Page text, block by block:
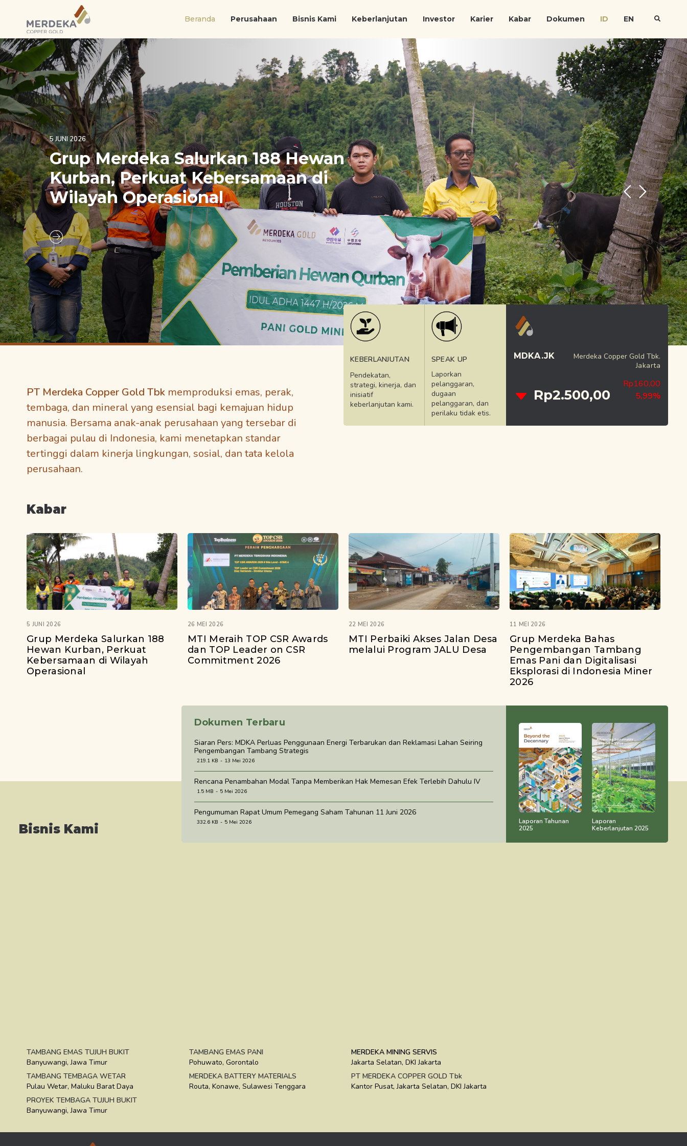
primary
navigation
Skip
to
content
Beranda Perusahaan Bisnis Kami Keberlanjutan Investor Karier Kabar Dokumen ID EN
5 JUNI 2026
Grup Merdeka Salurkan 188 Hewan
Kurban, Perkuat Kebersamaan di
Wilayah Operasional
KEBERLANJUTAN
Pendekatan,
strategi, kinerja, dan
inisiatif
keberlanjutan kami.
SPEAK UP
Laporkan
pelanggaran,
dugaan
pelanggaran, dan
perilaku tidak etis.
MDKA.JK
Merdeka Copper Gold Tbk.
Jakarta
Rp2.500,00
Rp160,00
5,99%
PT Merdeka Copper Gold Tbk memproduksi emas, perak,
tembaga, dan mineral yang esensial bagi kemajuan hidup
manusia. Bersama anak-anak perusahaan yang tersebar di
berbagai pulau di Indonesia, kami menetapkan standar
tertinggi dalam kinerja lingkungan, sosial, dan tata kelola
perusahaan.
Kabar
5 JUNI 2026
Grup Merdeka Salurkan 188
Hewan Kurban, Perkuat
Kebersamaan di Wilayah
Operasional
26 MEI 2026
MTI Meraih TOP CSR Awards
dan TOP Leader on CSR
Commitment 2026
22 MEI 2026
MTI Perbaiki Akses Jalan Desa
melalui Program JALU Desa
11 MEI 2026
Grup Merdeka Bahas
Pengembangan Tambang
Emas Pani dan Digitalisasi
Eksplorasi di Indonesia Miner
2026
Bisnis Kami
Dokumen Terbaru
Siaran Pers: MDKA Perluas Penggunaan Energi Terbarukan dan Reklamasi Lahan Seiring
Pengembangan Tambang Strategis
219.1 KB 13 Mei 2026
Rencana Penambahan Modal Tanpa Memberikan Hak Memesan Efek Terlebih Dahulu IV
1.5 MB 5 Mei 2026
Pengumuman Rapat Umum Pemegang Saham Tahunan 11 Juni 2026
332.6 KB 5 Mei 2026
Laporan Tahunan
2025
Laporan
Keberlanjutan 2025
TAMBANG EMAS TUJUH BUKIT
Banyuwangi, Jawa Timur
TAMBANG TEMBAGA WETAR
Pulau Wetar, Maluku Barat Daya
PROYEK TEMBAGA TUJUH BUKIT
Banyuwangi, Jawa Timur
TAMBANG EMAS PANI
Pohuwato, Gorontalo
MERDEKA BATTERY MATERIALS
Routa, Konawe, Sulawesi Tenggara
MERDEKA MINING SERVIS
Jakarta Selatan, DKI Jakarta
PT MERDEKA COPPER GOLD Tbk
Kantor Pusat, Jakarta Selatan, DKI Jakarta